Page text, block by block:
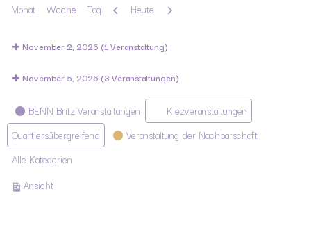
Monat Woche Tag Zurück
Heute Weiter
November 2, 2026 (1 Veranstaltung)
November 5, 2026 (3 Veranstaltungen)
Kategorien
BENN Britz Veranstaltungen
Kiezveranstaltungen
Quartiersübergreifend
Veranstaltung der Nachbarschaft
Alle Kategorien
Ansichtausdrucken